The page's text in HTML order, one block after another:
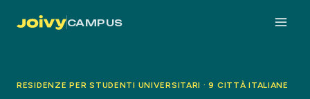
CAMPUS
RESIDENZE PER STUDENTI UNIVERSITARI · 9 CITTÀ ITALIANE